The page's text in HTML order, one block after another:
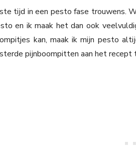
tijd in een pesto fase trouwens.
en ik maak het dan ook
kan, maak ik mijn pesto
pijnboompitten aan het recept